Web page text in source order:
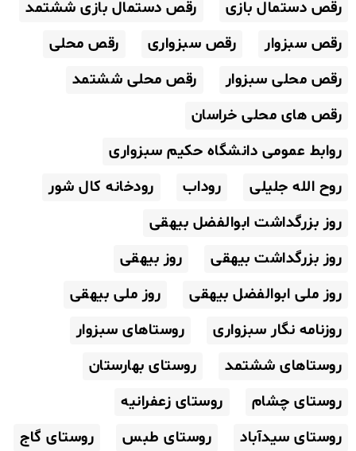
رقص دستمال بازی
رقص دستمال بازی ششتمد
رقص سبزوار
رقص سبزواری
رقص محلی
رقص محلی سبزوار
رقص محلی ششتمد
رقص های محلی خراسان
روابط عمومی دانشگاه حکیم سبزواری
روح الله جلیلی
روداب
رودخانه کال شور
روز بزرگداشت ابوالفضل بیهقی
روز بزرگداشت بیهقی
روز بیهقی
روز ملی ابوالفضل بیهقی
روز ملی بیهقی
روزنامه نگار سبزواری
روستاهای سبزوار
روستاهای ششتمد
روستای بهارستان
روستای چشام
روستای زعفرانیه
روستای سیدآباد
روستای طبس روستای گاج